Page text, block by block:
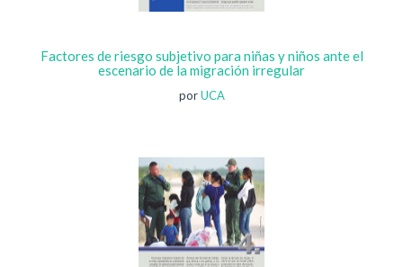
Factores de riesgo subjetivo para niñas y niños ante el
escenario de la migración irregular
porUCA